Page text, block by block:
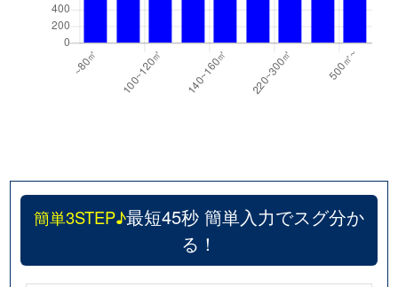
簡単3STEP♪最短45秒 簡単入力でスグ分か
る！